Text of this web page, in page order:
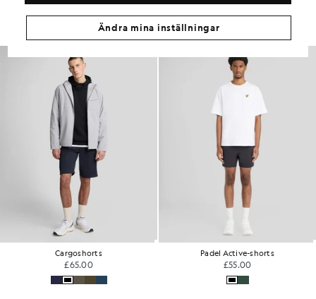
Skapa en komplett outfit med eleganta plagg som lyfter din
garderob.
Cargoshorts
£65.00
Padel Active-shorts
£55.00
Ändra mina inställningar